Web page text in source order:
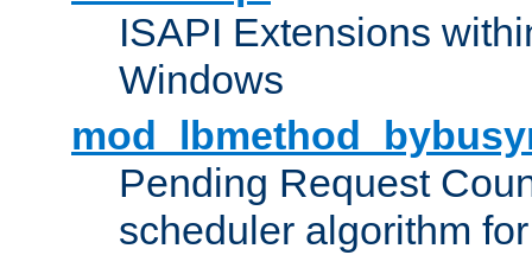
ISAPI Extensions
Windows
Pending Request
scheduler algorithm for